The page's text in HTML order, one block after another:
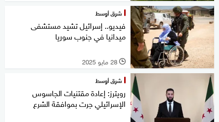
شرق أوسط
فيديو.. إسرائيل تشيد مستشفى
ميدانيا في جنوب سوريا
l 28 مايو 2025
شرق أوسط
رويترز: إعادة مقتنيات الجاسوس
الإسرائيلي جرت بموافقة الشرع